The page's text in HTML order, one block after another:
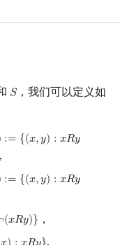
𝑆
S，我们可以定义如
:= {(𝑥,𝑦) : 𝑥𝑅𝑦
{ (x,y):xRy∨ x Sy}
:= {(𝑥,𝑦) : 𝑥𝑅𝑦
{ (x,y ):xRy∧ x Sy}
(𝑥𝑅𝑦)}
} ，
.